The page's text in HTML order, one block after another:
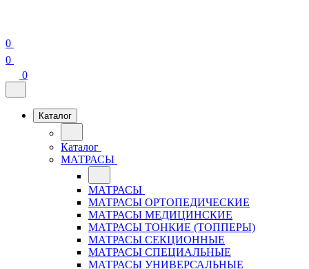
0
0
0
Каталог
Каталог
МАТРАСЫ
МАТРАСЫ
МАТРАСЫ ОРТОПЕДИЧЕСКИЕ
МАТРАСЫ МЕДИЦИНСКИЕ
МАТРАСЫ ТОНКИЕ (ТОППЕРЫ)
МАТРАСЫ СЕКЦИОННЫЕ
МАТРАСЫ СПЕЦИАЛЬНЫЕ
МАТРАСЫ УНИВЕРСАЛЬНЫЕ